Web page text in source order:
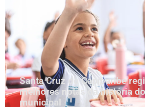
Santa Cruz do Capibaribe
melhores notas da história
municipal